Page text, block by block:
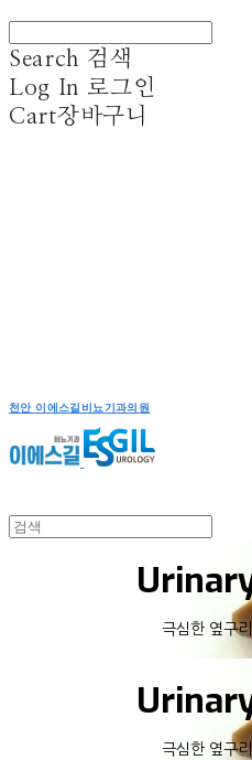
Search 검색
Log In 로그인
Cart장바구니
천안 이에스길비뇨기과의원
극심한 옆구
극심한 옆구